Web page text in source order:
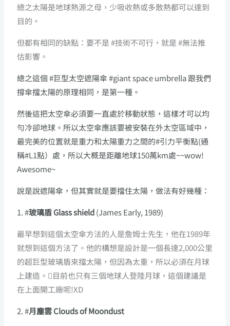
總之太陽是地球熱源之母，少吸收熱或多散熱都可以達到
目的。
但都有相同的缺點：要不是 #技術不可行，就是 #無法推
估影響。
總之這個 #巨型太空遮陽傘 #giant space umbrella 跟我們
撐傘擋太陽的原理相同，是第一種。
然後這把太空傘必須要一直處於移動狀態，這樣才可以均
勻冷卻地球。所以太空傘應該要被安裝在外太空區域中，
最完美的位置就是重力和太陽重力之間的#引力平衡點(通
稱#L1點）處，所以大概是距離地球150萬km處~~wow!
Awesome~
說是說遮陽傘，但其實就是要擋住太陽，做法有好幾種：
1. #玻璃盾 Glass shield(James Early, 1989)
最早想到這個太空傘方法的人是詹姆士先生，他在1989年
就想到這個方法了。他的構想是設計是一個長達2,000公里
的超巨型玻璃盾來擋太陽，但因為太重，所以必須在月球
上建造。目前也只有三個地球人登陸月球，這個建議是
在上面開工廠呢!XD
2. #月塵雲 Clouds of Moondust